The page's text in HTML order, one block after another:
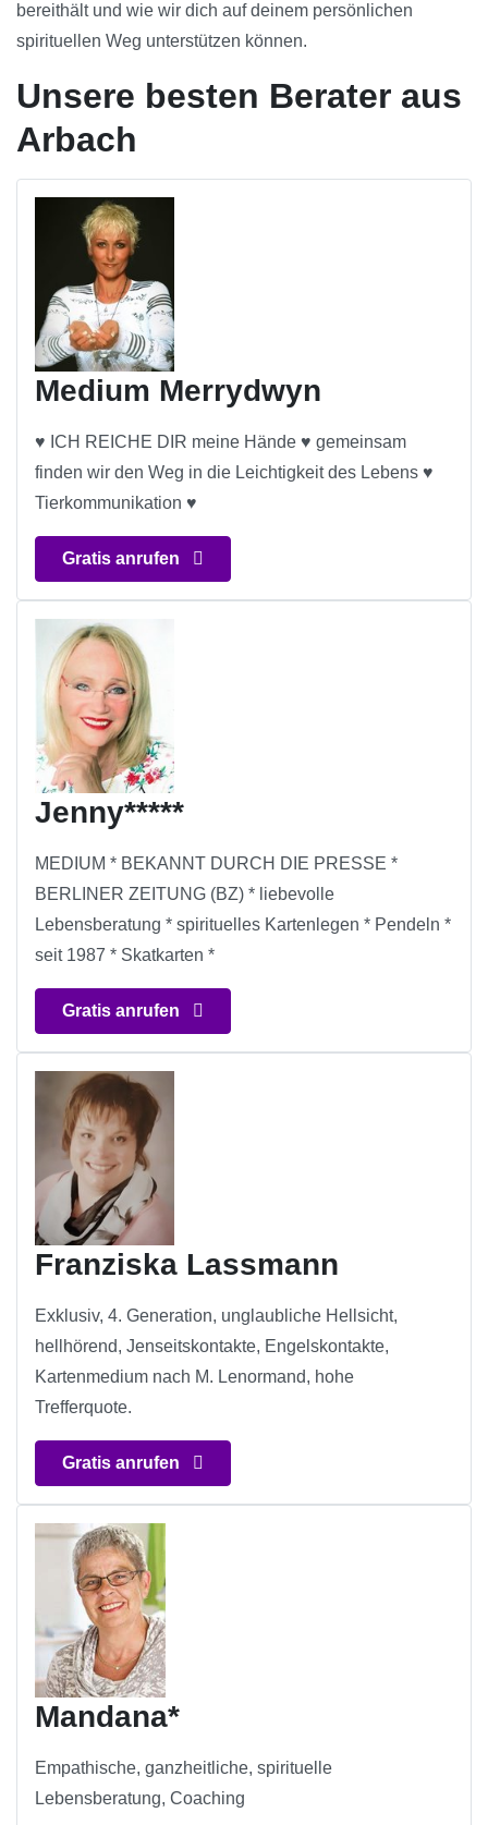
bereithält und wie wir dich auf deinem persönlichen
spirituellen Weg unterstützen können.
Unsere besten Berater aus
Arbach
Medium Merrydwyn
♥ ICH REICHE DIR meine Hände ♥ gemeinsam
finden wir den Weg in die Leichtigkeit des Lebens ♥
Tierkommunikation ♥
Gratis anrufen
Jenny*****
MEDIUM * BEKANNT DURCH DIE PRESSE *
BERLINER ZEITUNG (BZ) * liebevolle
Lebensberatung * spirituelles Kartenlegen * Pendeln *
seit 1987 * Skatkarten *
Gratis anrufen
Franziska Lassmann
Exklusiv, 4. Generation, unglaubliche Hellsicht,
hellhörend, Jenseitskontakte, Engelskontakte,
Kartenmedium nach M. Lenormand, hohe
Trefferquote.
Gratis anrufen
Mandana*
Empathische, ganzheitliche, spirituelle
Lebensberatung, Coaching